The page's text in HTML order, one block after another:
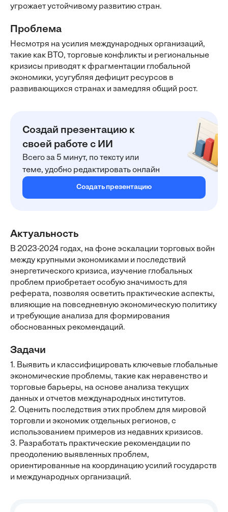
угрожает устойчивому развитию стран.
Проблема
Несмотря на усилия международных организаций,
такие как ВТО, торговые конфликты и региональные
кризисы приводят к фрагментации глобальной
экономики, усугубляя дефицит ресурсов в
развивающихся странах и замедляя общий рост.
Создай презентацию к
своей работе с ИИ
Всего за 5 минут, по тексту или
теме, удобно редактировать онлайн
Создать презентацию
Актуальность
В 2023-2024 годах, на фоне эскалации торговых войн
между крупными экономиками и последствий
энергетического кризиса, изучение глобальных
проблем приобретает особую значимость для
реферата, позволяя осветить практические аспекты,
влияющие на повседневную экономическую политику
и требующие анализа для формирования
обоснованных рекомендаций.
Задачи
1. Выявить и классифицировать ключевые глобальные
экономические проблемы, такие как неравенство и
торговые барьеры, на основе анализа текущих
данных и отчетов международных институтов.
2. Оценить последствия этих проблем для мировой
торговли и экономик отдельных регионов, с
использованием примеров из недавних кризисов.
3. Разработать практические рекомендации по
преодолению выявленных проблем,
ориентированные на координацию усилий государств
и международных организаций.